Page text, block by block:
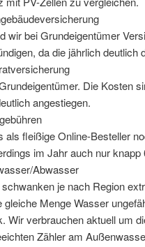
wir bei Grundeigentümer
da die jährlich deutlich
Die Kosten
angestiegen.
als fleißige Online-Besteller
im Jahr auch nur
Abwasser
je nach Region
gleiche Menge Wasser
Wir verbrauchen aktuell um
Zähler am